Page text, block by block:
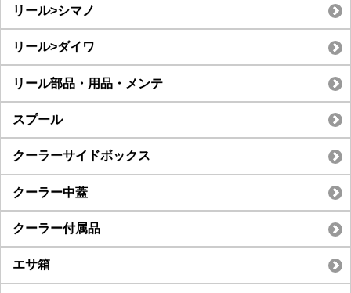
リール>シマノ
リール>ダイワ
リール部品・用品・メンテ
スプール
クーラーサイドボックス
クーラー中蓋
クーラー付属品
エサ箱